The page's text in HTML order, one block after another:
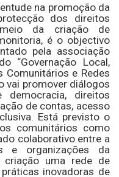
na promoção da
dos direitos
da criação de
é o objectivo
pela associação
“Governação Local,
Comunitários e Redes
vai promover diálogos
democracia, direitos
de contas, acesso
Está previsto o
comunitários como
colaborativo entre a
e organizações da
uma rede de
inovadoras de